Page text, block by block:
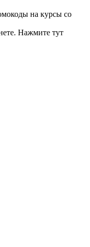
на курсы со
Нажмите тут